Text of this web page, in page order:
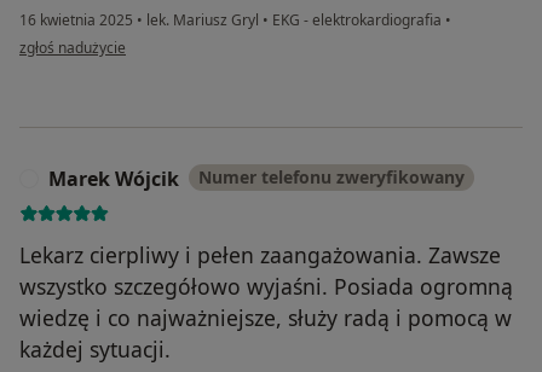
16 kwietnia 2025 • lek. Mariusz Gryl • EKG - elektrokardiografia •
w opinii użytkownika Agika
zgłoś nadużycie
Marek Wójcik Numer telefonu zweryfikowany
Lekarz cierpliwy i pełen zaangażowania. Zawsze
wszystko szczegółowo wyjaśni. Posiada ogromną
wiedzę i co najważniejsze, służy radą i pomocą w
każdej sytuacji.